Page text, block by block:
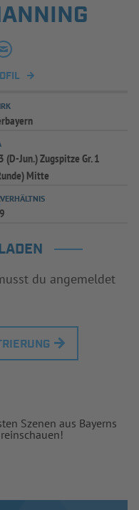
(D-Jun.) Zugspitze Gr. 1
Mitte
du angemeldet
Szenen aus Bayerns